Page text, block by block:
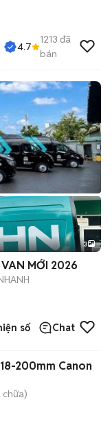
4.7
1213 đã
bán
3
VAN MỚI 2026
số Chat
200mm Canon
chữa)